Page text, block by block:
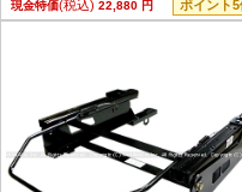
現金特価(税込) 22,880 円 ポイント5